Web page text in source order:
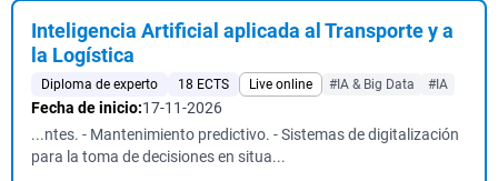
Inteligencia Artificial aplicada al Transporte y a
la Logística
Diploma de experto 18 ECTS Live online #IA & Big Data #IA
Fecha de inicio:17-11-2026
...ntes. - Mantenimiento predictivo. - Sistemas de digitalización
para la toma de decisiones en situa...